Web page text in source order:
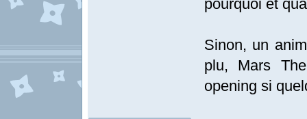
pourquoi et
Sinon, un
plu, Mars
opening si